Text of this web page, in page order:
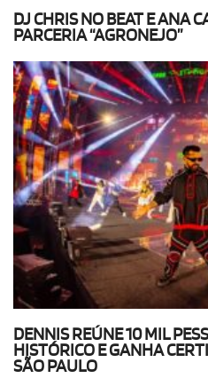
DJ CHRIS NO BEAT E ANA
PARCERIA “AGRONEJO”
DENNIS REÚNE 10 MIL
HISTÓRICO E GANHA
SÃO PAULO